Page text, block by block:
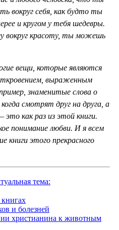
вокруг себя, как будто ты
и кругом у тебя шедевры.
вокруг красоту, ты можешь
вещи, которые являются
выраженным
знаменитые слова о
смотрят друг на друга, а
как раз из этой книги.
понимание любви. И я всем
книги этого прекрасного
тема:
и болезней
христианина к животным